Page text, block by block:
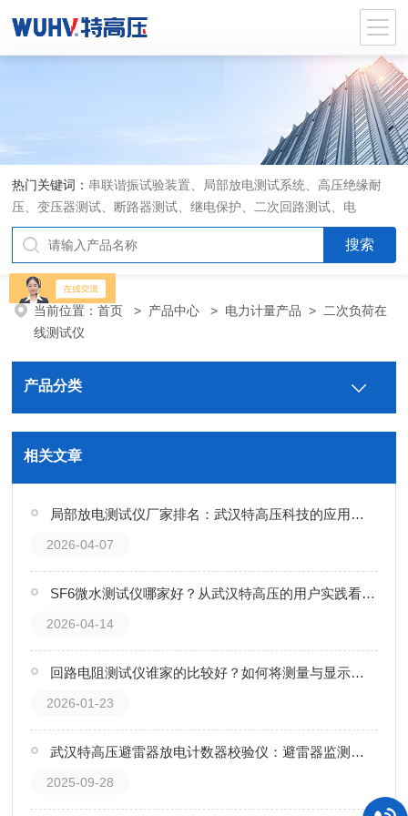
热门关键词： 串联谐振试验装置、局部放电测试系统、高压绝缘耐
压、变压器测试、断路器测试、继电保护、二次回路测试、电
当前位置：首页 > 产品中心 > 电力计量产品 > 二次负荷在
线测试仪
产品分类
相关文章
局部放电测试仪厂家排名：武汉特高压科技的应用实践分享
2026-04-07
SF6微水测试仪哪家好？从武汉特高压的用户实践看产品可靠性
2026-04-14
回路电阻测试仪谁家的比较好？如何将测量与显示单元紧凑集成以简化现场操作
2026-01-23
武汉特高压避雷器放电计数器校验仪：避雷器监测的 “精准校验卫士”
2025-09-28